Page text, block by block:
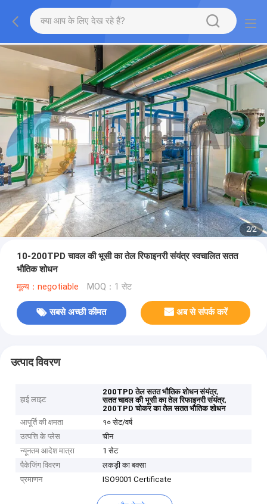
2/2
10-200TPD चावल की भूसी का तेल रिफाइनरी संयंत्र स्वचालित सतत
भौतिक शोधन
मूल्य：negotiable MOQ：1 सेट
सबसे अच्छी कीमत अब से संपर्क करें
उत्पाद विवरण
हाई लाइट
200TPD तेल सतत भौतिक शोधन संयंत्र,
सतत चावल की भूसी का तेल रिफाइनरी संयंत्र,
200TPD चोकर का तेल सतत भौतिक शोधन
आपूर्ति की क्षमता
१० सेट/वर्ष
उत्पत्ति के प्लेस
चीन
न्यूनतम आदेश मात्रा
1 सेट
पैकेजिंग विवरण
लकड़ी का बक्सा
प्रमाणन
ISO9001 Certificate